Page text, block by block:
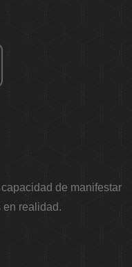
de manifestar
realidad.